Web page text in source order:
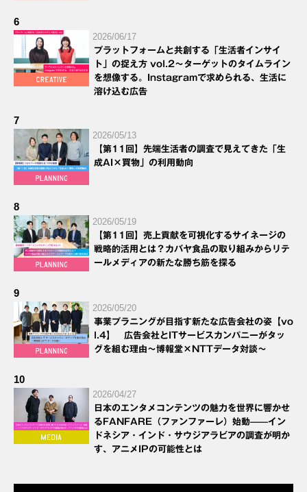
6
2026/06/17
プラットフォームと共創する「生活者インサイ
ト」の捉え方 vol.2～ターゲットのタイムライン
を想像する。Instagramで求められる、生活に
溶け込む広告
7
2026/05/13
【第11回】先端生活者の調査で見えてきた「生
成AI×買物」の利用動向
8
2026/05/19
【第11回】売上貢献を可視化するサイネージの
戦略的活用とは？カバヤ食品の取り組みからリテ
ールメディアの新たな勝ち筋を探る
9
2026/05/20
事業プラニングが目指す新たな広告会社の姿【vo
l.4】 広告会社とITサービスカンパニーがタッ
グを組む理由～博報堂×NTTデータ対談～
10
2026/04/27
日本のエンタメコンテンツの魅力を世界に響かせ
るFANFARE（ファンファーレ）始動——イン
ドネシア・インド・サウジアラビアの調査が明か
す、アニメIPの可能性とは